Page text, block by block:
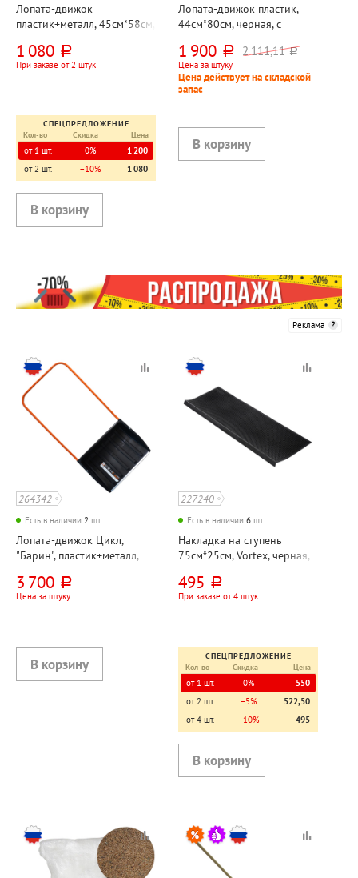
Лопата-движок
пластик+металл, 45см*58см,
1 080 руб.
При заказе от 2 штук
СПЕЦПРЕДЛОЖЕНИЕ
Кол-во
Скидка Цена
от 1 шт. 0%
1 200
от 2 шт.
−10% 1 080
Лопата-движок пластик,
44см*80см, черная, с
колесах
1 900 руб. 2 111,11 руб.
Цена за штуку
Цена действует на складской
запас
Реклама
264342
Есть в наличии 2 шт.
Лопата-движок Цикл,
"Барин", пластик+металл,
53см*70см, с
оцинкованной планкой
3 700 руб.
Цена за штуку
227240
Есть в наличии 6 шт.
Накладка на ступень
75см*25см, Vortex, черная,
495 руб.
При заказе от 4 штук
СПЕЦПРЕДЛОЖЕНИЕ
Кол-во
Скидка Цена
от 1 шт. 0%
550
от 2 шт.
−5%
522,50
от 4 шт.
−10% 495